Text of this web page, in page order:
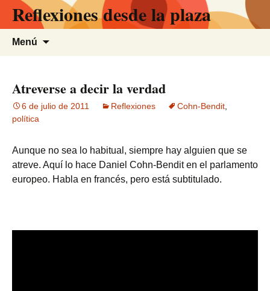
contenido
Reflexiones desde la plaza
Menú
Atreverse a decir la verdad
6 de julio de 2011 Reflexiones Cohn-Bendit
política
Aunque no sea lo habitual, siempre hay alguien que se
atreve. Aquí lo hace Daniel Cohn-Bendit en el parlamento
europeo. Habla en francés, pero está subtitulado.